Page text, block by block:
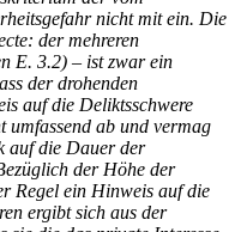
nicht mit ein. Die
der mehreren
E. 3.2) – ist zwar ein
der drohenden
auf die Deliktsschwere
umfassend ab und vermag
auf die Dauer der
der Höhe der
Regel ein Hinweis auf die
ergibt sich aus der